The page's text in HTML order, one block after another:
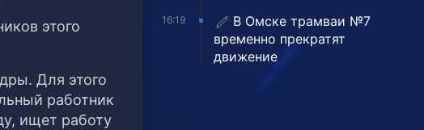
этого
Для этого
работник
ищет работу
16:19
В Омске трамваи №7
временно прекратят
движение